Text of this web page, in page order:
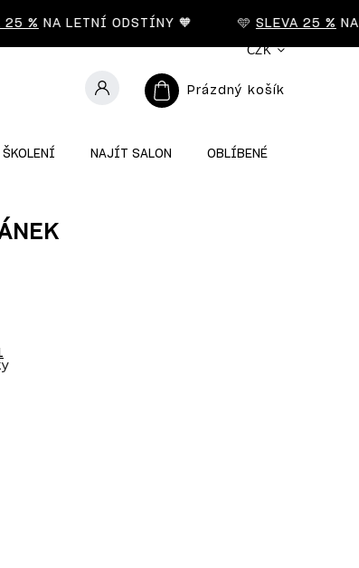
% NA LETNÍ ODSTÍNY 🧡 🩵SLEVA 25 % NA
CZK
Prázdný košík
ŠKOLENÍ NAJÍT SALON OBLÍBENÉ